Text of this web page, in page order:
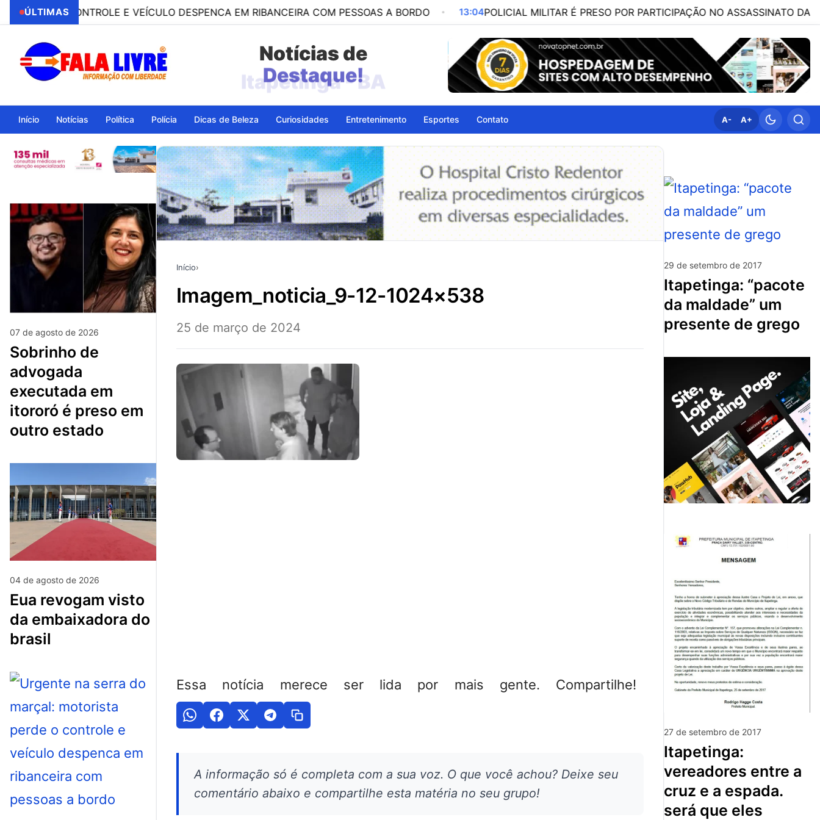
ÚLTIMAS
O CONTROLE E VEÍCULO DESPENCA EM RIBANCEIRA COM PESSOAS A BORDO 13:04 POLICIAL MILITAR É PRESO POR PARTICIPAÇÃO NO ASSASSINATO DA
Notícias de
Itapetinga - BA
Início Notícias Política Polícia Dicas de Beleza Curiosidades Entretenimento Esportes Contato A- A+
07 de agosto de 2026
sobrinho de
advogada
executada em
itororó é preso em
outro estado
04 de agosto de 2026
eua revogam visto
da embaixadora do
brasil
Início›
imagem_noticia_9-12-1024×538
25 de março de 2024
Essa notícia merece ser lida por mais gente. Compartilhe!
A informação só é completa com a sua voz. O que você achou? Deixe seu
comentário abaixo e compartilhe esta matéria no seu grupo!
29 de setembro de 2017
itapetinga: “pacote
da maldade” um
presente de grego
27 de setembro de 2017
itapetinga:
vereadores entre a
cruz e a espada.
será que eles